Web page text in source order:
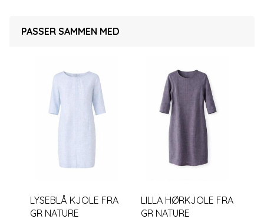
PASSER SAMMEN MED
LYSEBLÅ KJOLE FRA
GR NATURE
LILLA HØRKJOLE FRA
GR NATURE